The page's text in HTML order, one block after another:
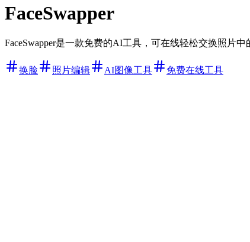
FaceSwapper
FaceSwapper是一款免费的AI工具，可在线轻松交换照片
换脸 照片编辑 AI图像工具 免费在线工具